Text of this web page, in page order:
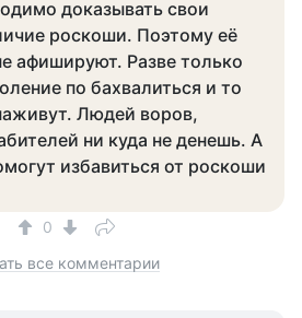
доказывать свои
роскоши. Поэтому её
афишируют. Разве только
по бахвалиться и то
Людей воров,
ни куда не денешь. А
избавиться от роскоши
0
все комментарии